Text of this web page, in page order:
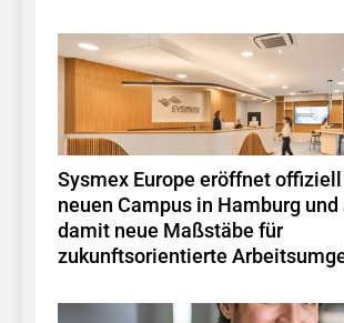
Sysmex Europe eröffnet
neuen Campus in Hamburg
damit neue Maßstäbe für
zukunftsorientierte